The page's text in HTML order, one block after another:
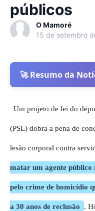
públicos
O Mamoré
15 de setembro
🚀 Resumo da
Um projeto de lei do
(PSL) dobra a pena de
lesão corporal contra
matar um agente público
pelo crime de homicídio
a 30 anos de reclusão .